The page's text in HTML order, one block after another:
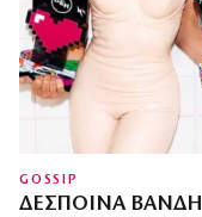
GOSSIP
ΔΈΣΠΟΙΝΑ ΒΑΝΔΉ